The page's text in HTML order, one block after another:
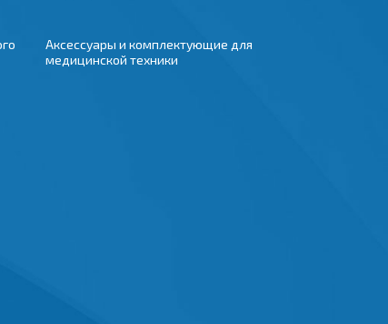
Аксессуары и комплектующие для
медицинской техники